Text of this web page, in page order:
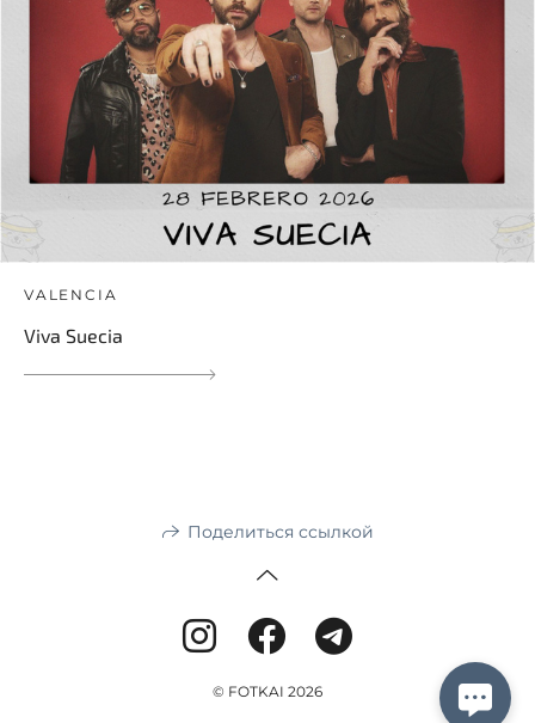
VALENCIA
Viva Suecia
Поделиться ссылкой
© FOTKAI 2026